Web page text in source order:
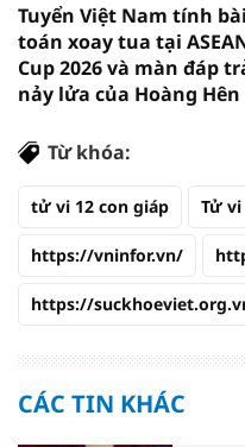
Tuyển Việt Nam tính bài
toán xoay tua tại
Cup 2026 và màn đáp
nảy lửa của Hoàng Hên
Từ khóa:
tử vi 12 con giáp Tử
https://vninfor.vn/
https://
CÁC TIN KHÁC